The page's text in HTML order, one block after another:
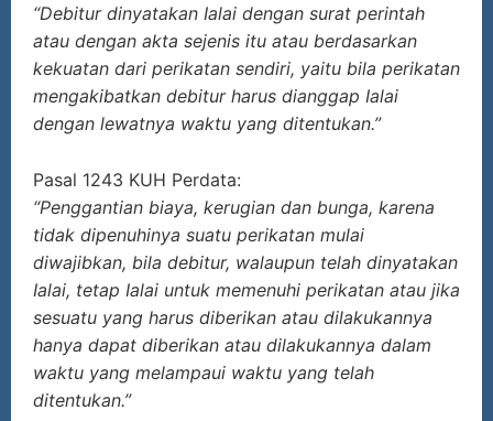
“Debitur dinyatakan Ialai dengan surat perintah
atau dengan akta sejenis itu atau berdasarkan
kekuatan dari perikatan sendiri, yaitu bila perikatan
mengakibatkan debitur harus dianggap Ialai
dengan lewatnya waktu yang ditentukan.”
Pasal 1243 KUH Perdata:
“Penggantian biaya, kerugian dan bunga, karena
tidak dipenuhinya suatu perikatan mulai
diwajibkan, bila debitur, walaupun telah dinyatakan
Ialai, tetap Ialai untuk memenuhi perikatan atau jika
sesuatu yang harus diberikan atau dilakukannya
hanya dapat diberikan atau dilakukannya dalam
waktu yang melampaui waktu yang telah
ditentukan.”